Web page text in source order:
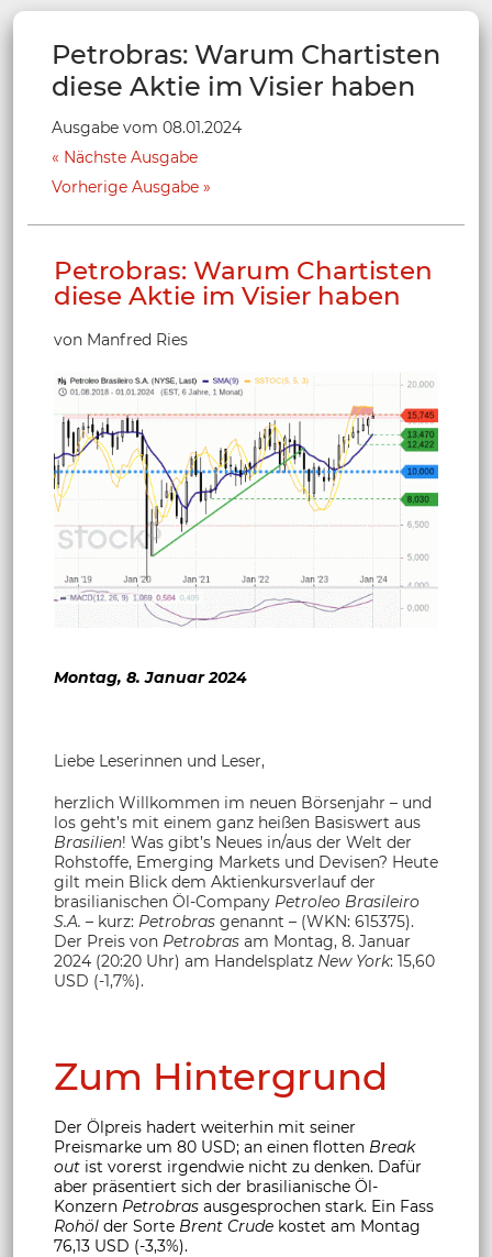
Petrobras: Warum Chartisten
diese Aktie im Visier haben
Ausgabe vom 08.01.2024
Nächste Ausgabe
Vorherige Ausgabe
Petrobras: Warum Chartisten
diese Aktie im Visier haben
von Manfred Ries
Montag, 8. Januar 2024
Liebe Leserinnen und Leser,
herzlich Willkommen im neuen Börsenjahr – und
los geht’s mit einem ganz heißen Basiswert aus
Brasilien! Was gibt’s Neues in/aus der Welt der
Rohstoffe, Emerging Markets und Devisen? Heute
gilt mein Blick dem Aktienkursverlauf der
brasilianischen Öl-Company Petroleo Brasileiro
S.A. – kurz: Petrobras genannt – (WKN: 615375).
Der Preis von Petrobras am Montag, 8. Januar
2024 (20:20 Uhr) am Handelsplatz New York: 15,60
USD (-1,7%).
Zum Hintergrund
Der Ölpreis hadert weiterhin mit seiner
Preismarke um 80 USD; an einen flotten Break
out ist vorerst irgendwie nicht zu denken. Dafür
aber präsentiert sich der brasilianische Öl-
Konzern Petrobras ausgesprochen stark. Ein Fass
Rohöl der Sorte Brent Crude kostet am Montag
76,13 USD (-3,3%).